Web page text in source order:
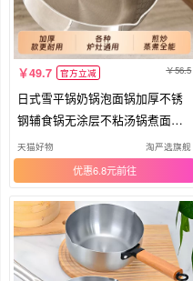
49.7 官方立减 56.5
日式雪平锅奶锅泡面锅加厚不锈
钢辅食锅无涂层不粘汤锅煮面锅
燃气
天猫好物 淘严选旗舰
优惠6.8元